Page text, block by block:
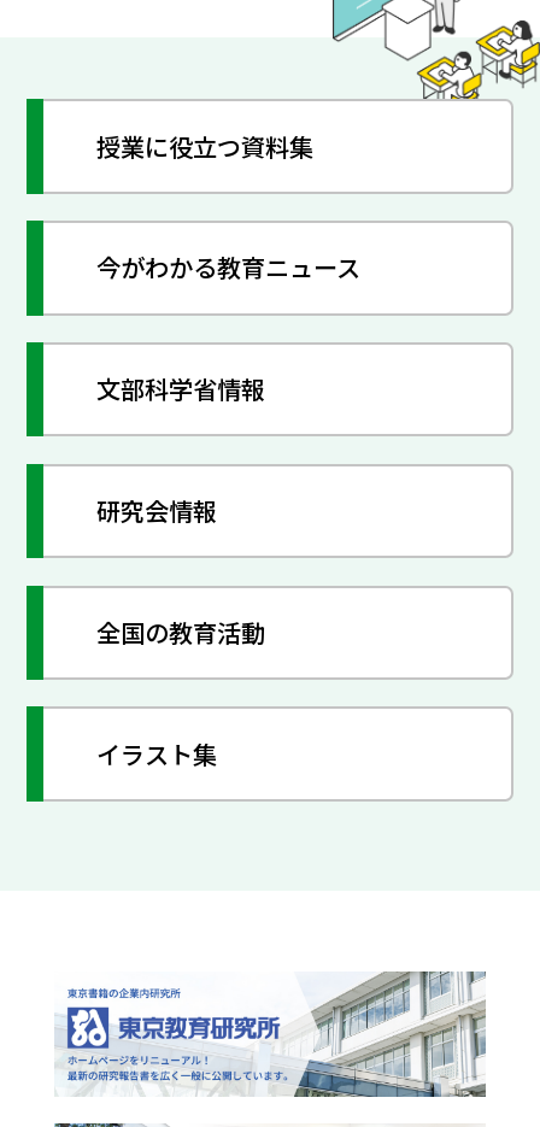
授業に役立つ資料集
今がわかる教育ニュース
文部科学省情報
研究会情報
全国の教育活動
イラスト集